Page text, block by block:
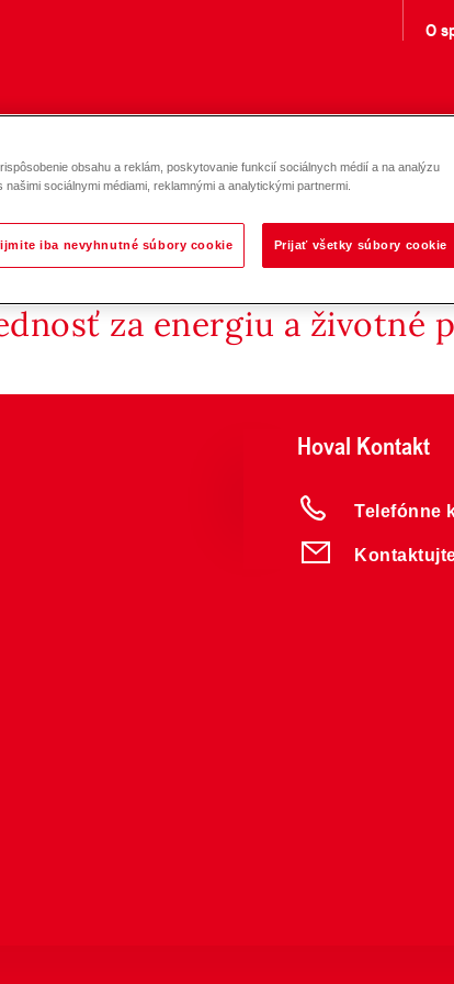
O
za energiu a životné
Hoval Kontakt
Telefónne
obsahu a reklám, poskytovanie funkcií sociálnych médií a na analýzu
sociálnymi médiami, reklamnými a analytickými partnermi.
iba nevyhnutné súbory cookie Prijať všetky súbory cookie